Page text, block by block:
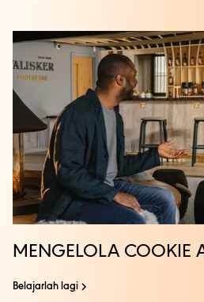
MENGELOLA COOKIE
Belajarlah lagi